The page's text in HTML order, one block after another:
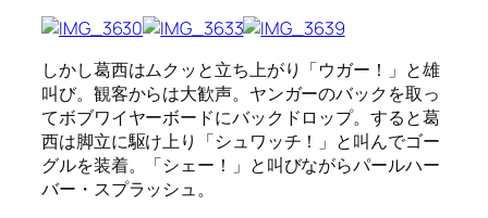
しかし葛西はムクッと立ち上がり「ウガー！」と雄
叫び。観客からは大歓声。ヤンガーのバックを取っ
てボブワイヤーボードにバックドロップ。すると葛
西は脚立に駆け上り「シュワッチ！」と叫んでゴー
グルを装着。「シェー！」と叫びながらパールハー
バー・スプラッシュ。